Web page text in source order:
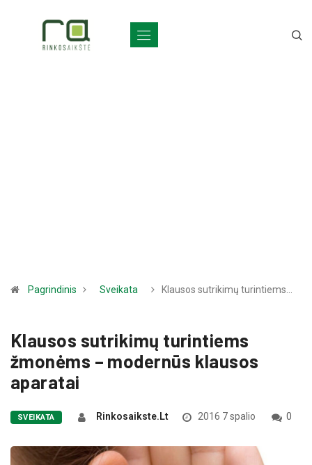
Pagrindinis Sveikata Klausos sutrikimų turintiems…
Klausos sutrikimų turintiems
žmonėms – modernūs klausos
aparatai
SVEIKATA Rinkosaikste.lt 2016 7 spalio 0